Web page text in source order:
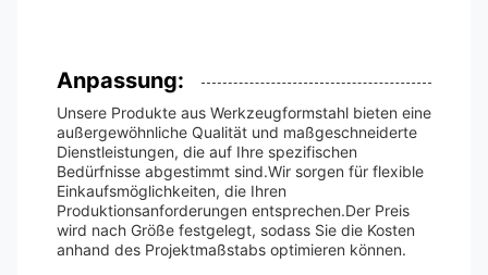
Anpassung:
Unsere Produkte aus Werkzeugformstahl bieten eine
außergewöhnliche Qualität und maßgeschneiderte
Dienstleistungen, die auf Ihre spezifischen
Bedürfnisse abgestimmt sind.Wir sorgen für flexible
Einkaufsmöglichkeiten, die Ihren
Produktionsanforderungen entsprechen.Der Preis
wird nach Größe festgelegt, sodass Sie die Kosten
anhand des Projektmaßstabs optimieren können.